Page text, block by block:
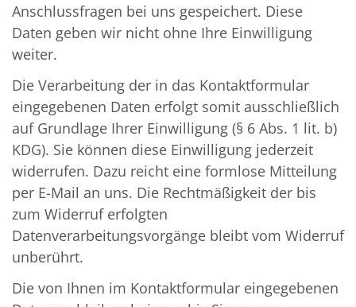
Anschlussfragen bei uns gespeichert. Diese
Daten geben wir nicht ohne Ihre Einwilligung
weiter.
Die Verarbeitung der in das Kontaktformular
eingegebenen Daten erfolgt somit ausschließlich
auf Grundlage Ihrer Einwilligung (§ 6 Abs. 1 lit. b)
KDG). Sie können diese Einwilligung jederzeit
widerrufen. Dazu reicht eine formlose Mitteilung
per E-Mail an uns. Die Rechtmäßigkeit der bis
zum Widerruf erfolgten
Datenverarbeitungsvorgänge bleibt vom Widerruf
unberührt.
Die von Ihnen im Kontaktformular eingegebenen